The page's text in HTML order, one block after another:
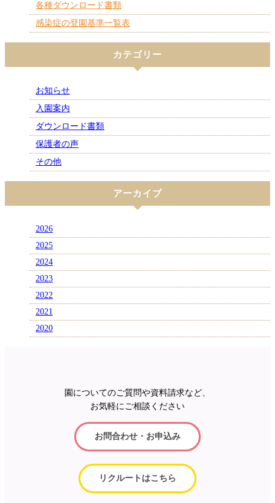
各種ダウンロード書類
感染症の登園基準一覧表
カテゴリー
お知らせ
入園案内
ダウンロード書類
保護者の声
その他
アーカイブ
2026
2025
2024
2023
2022
2021
2020
園についてのご質問や資料請求など、
お気軽にご相談ください
お問合わせ・お申込み
リクルートはこちら